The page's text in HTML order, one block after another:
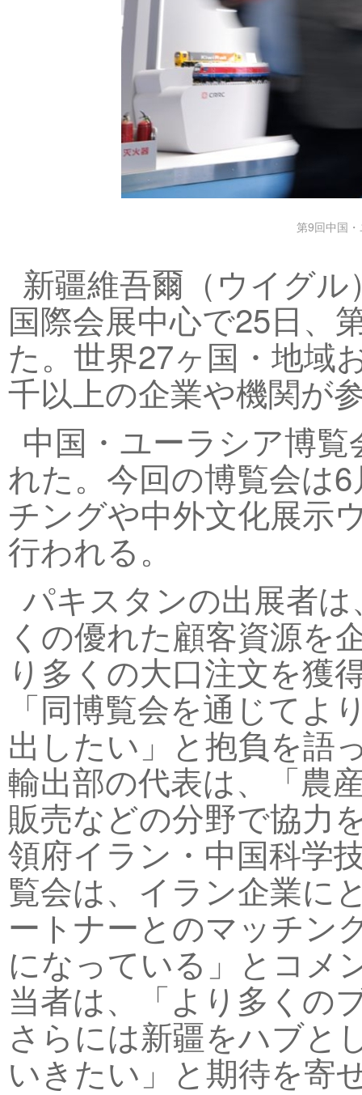
第9回中国
新疆維吾爾（ウイグ
国際会展中心で25日、
た。世界27ヶ国・地域
千以上の企業や機関が
中国・ユーラシア博
れた。今回の博覧会は
チングや中外文化展示
行われる。
パキスタンの出展者
くの優れた顧客資源を
り多くの大口注文を獲
「同博覧会を通じて
出したい」と抱負を語
輸出部の代表は、「農
販売などの分野で協力
領府イラン・中国科学
覧会は、イラン企業に
ートナーとのマッチン
になっている」とコメ
当者は、「より多くの
さらには新疆をハブと
いきたい」と期待を寄